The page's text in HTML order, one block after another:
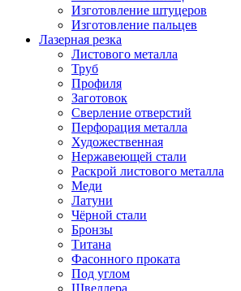
Изготовление штуцеров
Изготовление пальцев
Лазерная резка
Листового металла
Труб
Профиля
Заготовок
Сверление отверстий
Перфорация металла
Художественная
Нержавеющей стали
Раскрой листового металла
Меди
Латуни
Чёрной стали
Бронзы
Титана
Фасонного проката
Под углом